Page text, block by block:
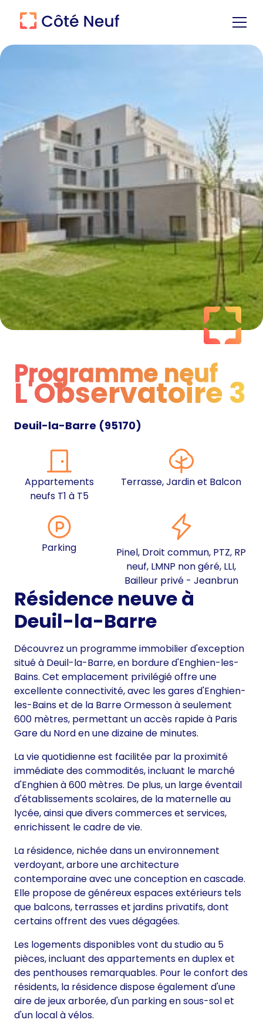
Programme neuf
Programme neuf
L'Observatoire 3
Deuil-la-Barre (95170)
Appartements
neufs T1 à T5
Terrasse, Jardin et Balcon
Parking
Pinel, Droit commun, PTZ, RP
neuf, LMNP non géré, LLI,
Bailleur privé - Jeanbrun
Résidence neuve à
Deuil-la-Barre
Découvrez un programme immobilier d'exception
situé à Deuil-la-Barre, en bordure d'Enghien-les-
Bains. Cet emplacement privilégié offre une
excellente connectivité, avec les gares d'Enghien-
les-Bains et de la Barre Ormesson à seulement
600 mètres, permettant un accès rapide à Paris
Gare du Nord en une dizaine de minutes.
La vie quotidienne est facilitée par la proximité
immédiate des commodités, incluant le marché
d'Enghien à 600 mètres. De plus, un large éventail
d'établissements scolaires, de la maternelle au
lycée, ainsi que divers commerces et services,
enrichissent le cadre de vie.
La résidence, nichée dans un environnement
verdoyant, arbore une architecture
contemporaine avec une conception en cascade.
Elle propose de généreux espaces extérieurs tels
que balcons, terrasses et jardins privatifs, dont
certains offrent des vues dégagées.
Les logements disponibles vont du studio au 5
pièces, incluant des appartements en duplex et
des penthouses remarquables. Pour le confort des
résidents, la résidence dispose également d'une
aire de jeux arborée, d'un parking en sous-sol et
d'un local à vélos.